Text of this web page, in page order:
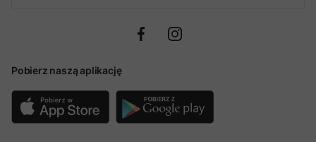
Pobierz naszą aplikację